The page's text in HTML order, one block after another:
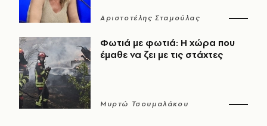
Αριστοτέλης Σταμούλας
Φωτιά με φωτιά: Η χώρα που
έμαθε να ζει με τις στάχτες
Μυρτώ Τσουμαλάκου